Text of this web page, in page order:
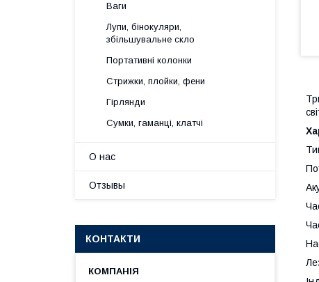
Ваги
Лупи, бінокуляри,
збільшувальне скло
Портативні колонки
Стрижки, плойки, фени
Гірлянди
Сумки, гаманці, клатчі
О нас
Отзывы
КОНТАКТИ